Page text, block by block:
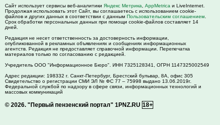
Сайт использует сервисы веб-аналитики Яндекс Метрика AppMetrica и LiveInternet.
Продолжая использовать этот Сайт, вы соглашаетесь с использованием cookie-
файлов и других данных в соответствии с данным Пользовательским соглашением
Срок обработки персональных данных при помощи cookie-файлов составляет 14
дней.
Редакция не несет ответственность за достоверность информации,
опубликованной в рекламных объявлениях и сообщениях информационных
агентств. Редакция не предоставляет справочной информации. Перепечатка
материалов только по согласованию с редакцией.
Учредитель ООО "Информационное Бюро". ИНН 7325128341, ОГРН 1147325002549
Адрес редакции: 198332 г. Санкт-Петербург, Брестский бульвар, 8А, офис 305
Свидетельство о регистрации СМИ ЭЛ № ФС 77 – 75998 выдано 13.06.2019г.
Федеральной службой по надзору в сфере связи, информационных технологий и
массовых коммуникаций
© 2026. "Первый пензенский портал" 1PNZ.RU 18+